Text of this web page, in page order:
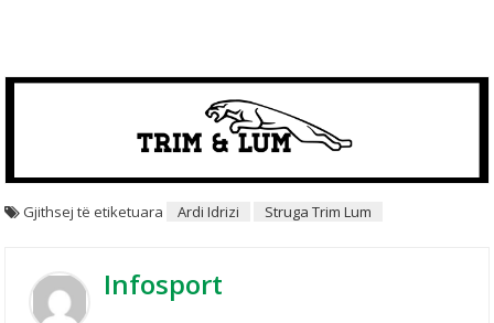
Gjithsej të etiketuara Ardi Idrizi Struga Trim Lum
Infosport